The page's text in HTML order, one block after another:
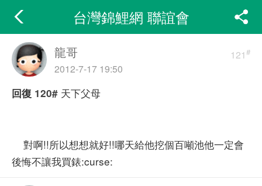
台灣錦鯉網 聯誼會
121#
龍哥
2012-7-17 19:50
回復 120# 天下父母
對啊!!所以想想就好!!哪天給他挖個百噸池他一定會
後悔不讓我買錶:curse: